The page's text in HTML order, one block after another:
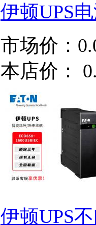
伊顿UPS
市场价：
本店价：
伊顿UPS